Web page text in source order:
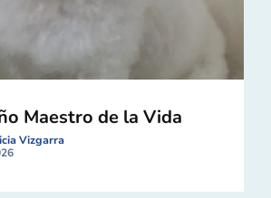
Maestro de la Vida
Vizgarra